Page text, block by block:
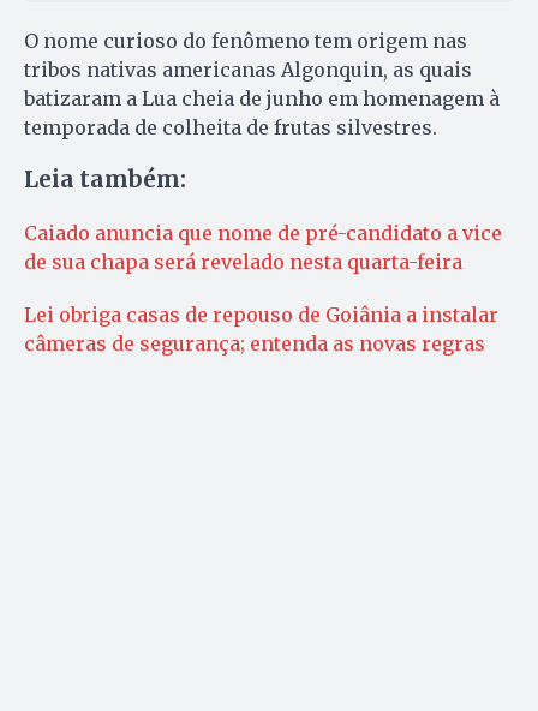
O nome curioso do fenômeno tem origem nas
tribos nativas americanas Algonquin, as quais
batizaram a Lua cheia de junho em homenagem à
temporada de colheita de frutas silvestres.
Leia também:
Caiado anuncia que nome de pré-candidato a vice
de sua chapa será revelado nesta quarta-feira
Lei obriga casas de repouso de Goiânia a instalar
câmeras de segurança; entenda as novas regras